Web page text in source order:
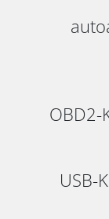
OBD2-
USB-